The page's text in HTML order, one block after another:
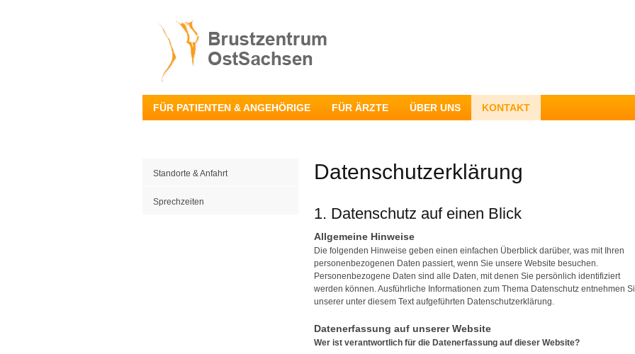
FÜR PATIENTEN & ANGEHÖRIGE FÜR ÄRZTE ÜBER UNS KONTAKT
Standorte & Anfahrt
Sprechzeiten
Datenschutzerklärung
1. Datenschutz auf einen Blick
Allgemeine Hinweise
Die folgenden Hinweise geben einen einfachen Überblick darüber, was mit Ihren
personenbezogenen Daten passiert, wenn Sie unsere Website besuchen.
Personenbezogene Daten sind alle Daten, mit denen Sie persönlich identifiziert
werden können. Ausführliche Informationen zum Thema Datenschutz entnehmen
unserer unter diesem Text aufgeführten Datenschutzerklärung.
Datenerfassung auf unserer Website
Wer ist verantwortlich für die Datenerfassung auf dieser Website?